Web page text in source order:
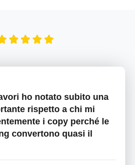
ho notato subito una
rispetto a chi mi
i copy perché le
convertono quasi il